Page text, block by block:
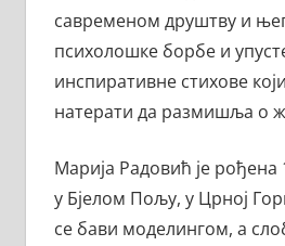
савременом друштву и
психолошке борбе и
инспиративне стихове
натерати да размишља о
Марија Радовић је рођена
у Бјелом Пољу, у Црној
се бави моделингом, а